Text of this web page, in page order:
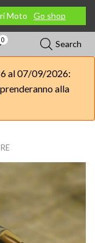
Moto Go shop
0 Search
al 07/09/2026:
alla